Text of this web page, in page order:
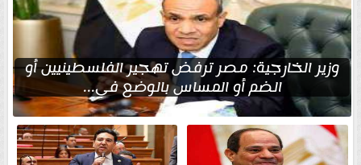
وزير الخارجية: مصر ترفض تهجير الفلسطينيين أو
الضم أو المساس بالوضع في...